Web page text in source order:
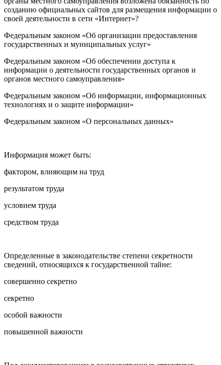
созданию официальных сайтов для размещения информации о
своей деятельности в сети «Интернет»?
Федеральным законом «Об организации предоставления
государственных и муниципальных услуг»
Федеральным законом «Об обеспечении доступа к
информации о деятельности государственных органов и
органов местного самоуправления»
Федеральным законом «Об информации, информационных
технологиях и о защите информации»
Федеральным законом «О персональных данных»
Информация может быть:
фактором, влияющим на труд
результатом труда
условием труда
средством труда
Определенные в законодательстве степени секретности
сведений, относящихся к государственной тайне:
совершенно секретно
секретно
особой важности
повышенной важности